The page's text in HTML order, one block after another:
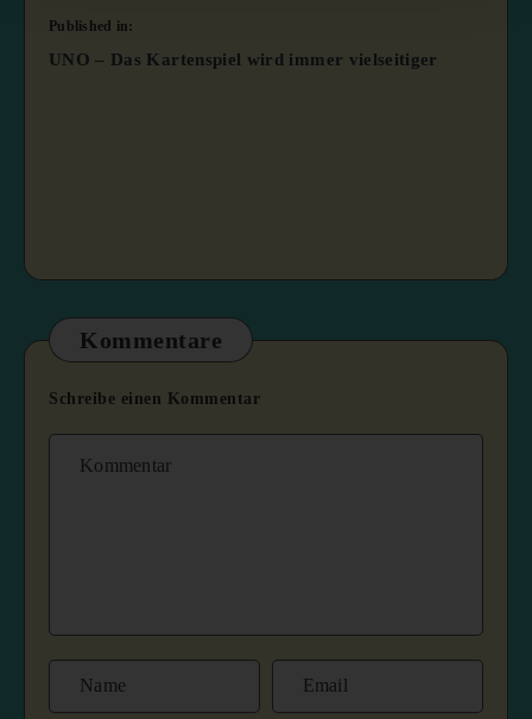
Published in:
UNO – Das Kartenspiel wird immer vielseitiger
Kommentare
Schreibe einen Kommentar